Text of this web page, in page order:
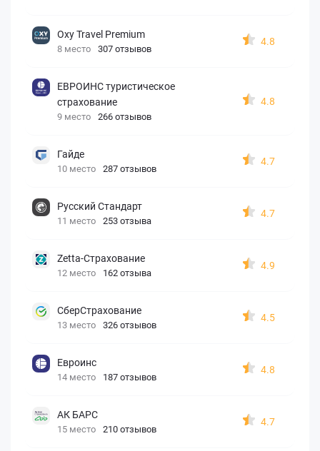
Oxy Travel Premium
8 место 307 отзывов
4.8
ЕВРОИНС туристическое
страхование
9 место 266 отзывов
4.8
Гайде
10 место 287 отзывов
4.7
Русский Стандарт
11 место 253 отзыва
4.7
Zetta-Страхование
12 место 162 отзыва
4.9
СберСтрахование
13 место 326 отзывов
4.5
Евроинс
14 место 187 отзывов
4.8
АК БАРС
15 место 210 отзывов
4.7